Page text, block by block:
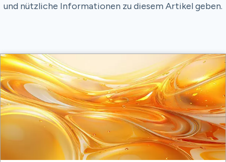
und nützliche Informationen zu diesem Artikel geben.